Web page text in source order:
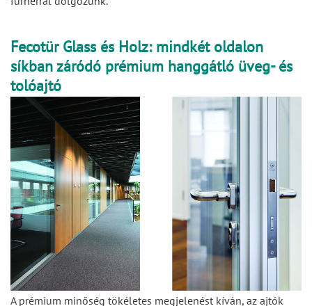
Fecotür Glass és Holz: mindkét oldalon
síkban záródó prémium hanggátló üveg- és
tolóajtó
A prémium minőség tökéletes megjelenést kíván, az ajtók